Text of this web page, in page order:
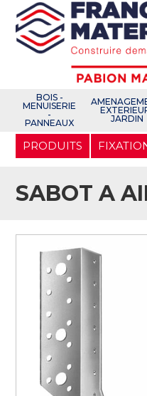
Aller
contenu
BOIS -
MENUISERIE
-
PANNEAUX
JARDIN
PRODUITS
SABOT A